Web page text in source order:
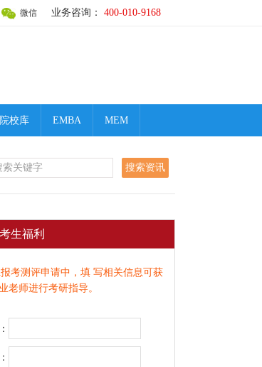
业务咨询： 400-010-9168
微信
院校库 EMBA MEM
生福利
考测评申请中，填 写相关信息可获
老师进行考研指导。